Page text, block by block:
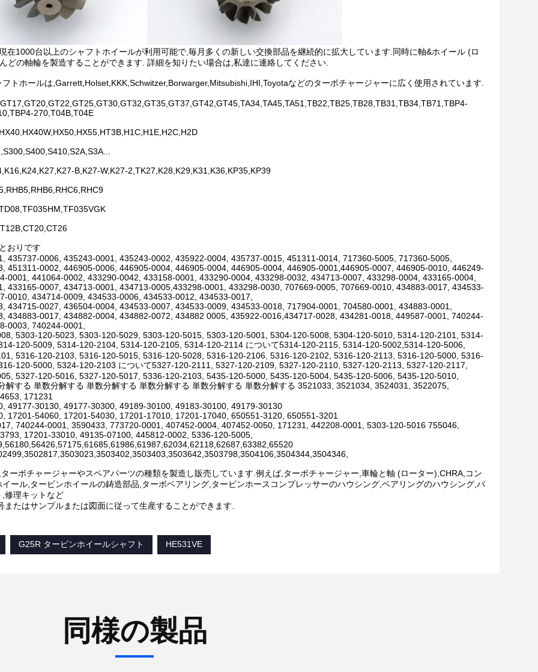
在1000台以上のシャフトホイールが利用可能で,毎月多くの新しい交換部品を継続的に拡大しています.同時に軸&ホイール (ロ
どの軸輪を製造することができます. 詳細を知りたい場合は,私達に連絡してください.
トホールは,Garrett,Holset,KKK,Schwitzer,Borwarger,Mitsubishi,IHI,Toyotaなどのターボチャージャーに広く使用されています.
270,T04B,T04E
B,K27-W,K27-2,TK27,K28,K29,K31,K36,KP35,KP39
おりです
435737-0006, 435243-0001, 435243-0002, 435922-0004, 435737-0015, 451311-0014, 717360-5005, 717360-5005,
451311-0002, 446905-0006, 446905-0004, 446905-0004, 446905-0004, 446905-0001,446905-0007, 446905-0010, 446249-
0001, 441064-0002, 433290-0042, 433158-0001, 433290-0004, 433298-0032, 434713-0007, 433298-0004, 433165-0004,
433165-0007, 434713-0001, 434713-0005,433298-0001, 433298-0030, 707669-0005, 707669-0010, 434883-0017, 434533-
0010, 434714-0009, 434533-0006, 434533-0012, 434533-0017,
434715-0027, 436504-0004, 434533-0007, 434533-0009, 434533-0018, 717904-0001, 704580-0001, 434883-0001,
434883-0017, 434882-0004, 434882-0072, 434882 0005, 435922-0016,434717-0028, 434281-0018, 449587-0001, 740244-
0003, 740244-0001,
5303-120-5023, 5303-120-5029, 5303-120-5015, 5303-120-5001, 5304-120-5008, 5304-120-5010, 5314-120-2101, 5314-
120-5009, 5314-120-2104, 5314-120-2105, 5314-120-2114 について5314-120-2115, 5314-120-5002,5314-120-5006,
5316-120-2103, 5316-120-5015, 5316-120-5028, 5316-120-2106, 5316-120-2102, 5316-120-2113, 5316-120-5000, 5316-
120-5000, 5324-120-2103 について5327-120-2111, 5327-120-2109, 5327-120-2110, 5327-120-2113, 5327-120-2117,
5327-120-5016, 5327-120-5017, 5336-120-2103, 5435-120-5000, 5435-120-5004, 5435-120-5006, 5435-120-5010,
解する 単数分解する 単数分解する 単数分解する 単数分解する 単数分解する 3521033, 3521034, 3524031, 3522075,
171231
49177-30130, 49177-30300, 49189-30100, 49183-30100, 49179-30130
17201-54060, 17201-54030, 17201-17010, 17201-17040, 650551-3120, 650551-3201
740244-0001, 3590433, 773720-0001, 407452-0004, 407452-0050, 171231, 442208-0001, 5303-120-5016 755046,
17201-33010, 49135-07100, 445812-0002, 5336-120-5005,
ーボチャージャーやスペアパーツの種類を製造し販売しています.例えば,ターボチャージャー,車輪と軸 (ローター),CHRA,コン
ール,タービンホイールの鋳造部品,ターボベアリング,タービンホースコンプレッサーのハウシング,ベアリングのハウシング,バ
修理キットなど
またはサンプルまたは図面に従って生産することができます.
G25R タービンホイールシャフト HE531VE
同様の製品